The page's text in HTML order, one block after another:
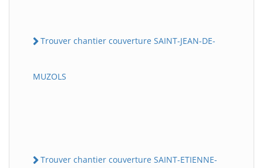
Trouver chantier couverture SAINT-JEAN-DE-
MUZOLS
Trouver chantier couverture SAINT-ETIENNE-